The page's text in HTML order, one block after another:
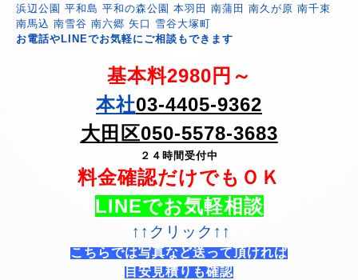
浜辺公園 平和島 平和の森公園 本羽田 南蒲田 南久が原 南千束
南馬込 南雪谷 南六郷 矢口 雪谷大塚町
お電話やLINEでお気軽にご相談もできます
基本料2980円～
本社03-4405-9362
大田区050-5578-3683
２４時間受付中
料金確認だけでもＯＫ
LINEでお気軽相談
↑↑クリック↑↑
こちらでは写真など送って頂ければ
目安見積りも確認